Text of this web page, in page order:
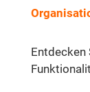
Entdecken